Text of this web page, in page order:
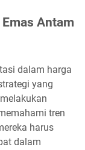
Antam
dalam harga
yang
tren
harus
dalam